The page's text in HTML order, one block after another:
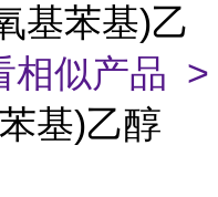
基苯基)乙
相似产品 >
基)乙醇